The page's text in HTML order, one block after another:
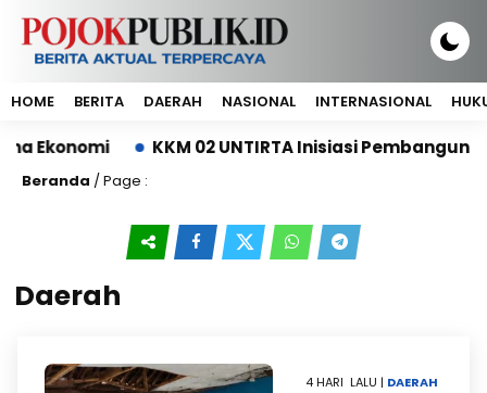
HOME BERITA DAERAH NASIONAL INTERNASIONAL
KKM 02 UNTIRTA Inisiasi Pembangunan
Beranda / Page :
Daerah
4 HARI LALU | DAERAH